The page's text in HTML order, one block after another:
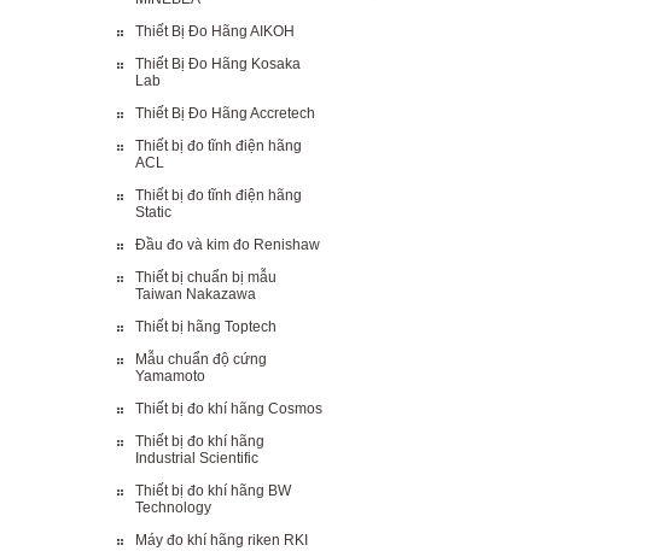
Thiết Bị Đo Hãng AIKOH
Thiết Bị Đo Hãng Kosaka
Lab
Thiết Bị Đo Hãng Accretech
Thiết bị đo tĩnh điện hãng
ACL
Thiết bị đo tĩnh điện hãng
Static
Đầu đo và kim đo Renishaw
Thiết bị chuẩn bị mẫu
Taiwan Nakazawa
Thiết bị hãng Toptech
Mẫu chuẩn độ cứng
Yamamoto
Thiết bị đo khí hãng Cosmos
Thiết bị đo khí hãng
Industrial Scientific
Thiết bị đo khí hãng BW
Technology
Máy đo khí hãng riken RKI